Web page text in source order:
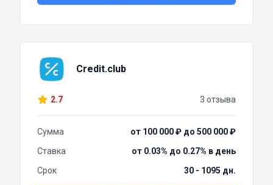
Credit.club
2.7 3 отзыва
Сумма
от 100 000 ₽ до 500 000 ₽
Ставка
от 0.03% до 0.27% в день
Срок
30 - 1095 дн.